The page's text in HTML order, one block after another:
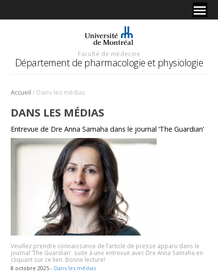
Faculté de médecine
Département de pharmacologie et physiologie
Accueil / Dans les médias
DANS LES MÉDIAS
Entrevue de Dre Anna Samaha dans le journal ‘The Guardian’
Veuillez prendre connaissance de l’article de presse apparu dans le
journal ‘The Guardian’ suite à une entrevue avec Dre Anna Samaha en
cliquant sur ce lien. Bonne lecture!
8 octobre 2025 - Dans les médias